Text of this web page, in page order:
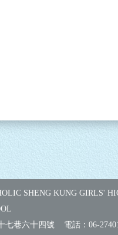
SHENG KUNG GIRLS'
七巷六十四號 電話：06-